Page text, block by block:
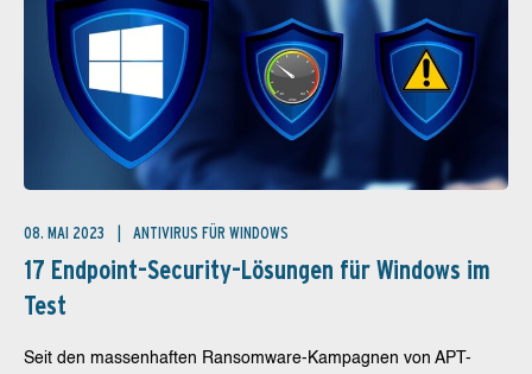
08. MAI 2023 ANTIVIRUS FÜR WINDOWS
17 Endpoint-Security-Lösungen für Windows im
Test
Seit den massenhaften Ransomware-Kampagnen von APT-